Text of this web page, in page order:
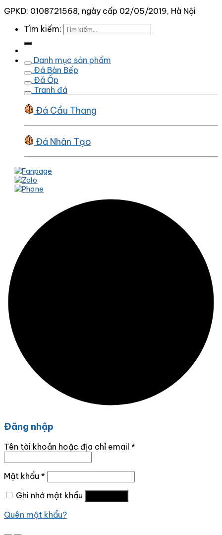
GPKD: 0108721568, ngày cấp 02/05/2019, Hà Nội
Tìm kiếm:
Danh mục sản phẩm
Đá Bàn Bếp
Đá Ốp
Tranh đá
Đá Cầu Thang
Đá Nhân Tạo
Đăng nhập
Tên tài khoản hoặc địa chỉ email *
Mật khẩu *
Ghi nhớ mật khẩu
Quên mật khẩu?